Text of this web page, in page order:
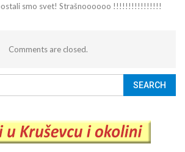
smo svet! Strašnoooooo !!!!!!!!!!!!!!!!
Comments are closed.